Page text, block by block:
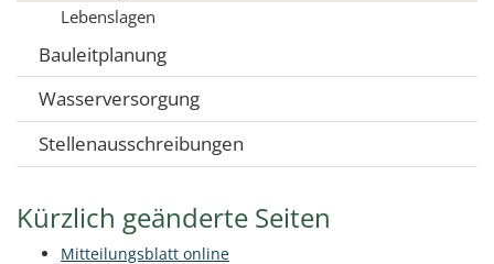
Lebenslagen
Bauleitplanung
Wasserversorgung
Stellenausschreibungen
Kürzlich geänderte Seiten
Mitteilungsblatt online